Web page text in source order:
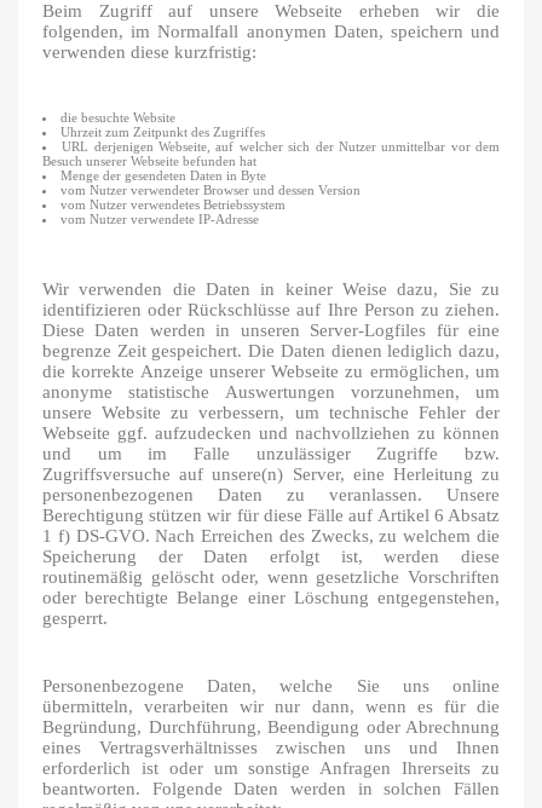
Beim Zugriff auf unsere Webseite erheben wir die
folgenden, im Normalfall anonymen Daten, speichern und
verwenden diese kurzfristig:
die besuchte Website
Uhrzeit zum Zeitpunkt des Zugriffes
URL derjenigen Webseite, auf welcher sich der Nutzer unmittelbar vor dem
Besuch unserer Webseite befunden hat
Menge der gesendeten Daten in Byte
vom Nutzer verwendeter Browser und dessen Version
vom Nutzer verwendetes Betriebssystem
vom Nutzer verwendete IP-Adresse
Wir verwenden die Daten in keiner Weise dazu, Sie zu
identifizieren oder Rückschlüsse auf Ihre Person zu ziehen.
Diese Daten werden in unseren Server-Logfiles für eine
begrenze Zeit gespeichert. Die Daten dienen lediglich dazu,
die korrekte Anzeige unserer Webseite zu ermöglichen, um
anonyme statistische Auswertungen vorzunehmen, um
unsere Website zu verbessern, um technische Fehler der
Webseite ggf. aufzudecken und nachvollziehen zu können
und um im Falle unzulässiger Zugriffe bzw.
Zugriffsversuche auf unsere(n) Server, eine Herleitung zu
personenbezogenen Daten zu veranlassen. Unsere
Berechtigung stützen wir für diese Fälle auf Artikel 6 Absatz
1 f) DS-GVO. Nach Erreichen des Zwecks, zu welchem die
Speicherung der Daten erfolgt ist, werden diese
routinemäßig gelöscht oder, wenn gesetzliche Vorschriften
oder berechtigte Belange einer Löschung entgegenstehen,
gesperrt.
Personenbezogene Daten, welche Sie uns online
übermitteln, verarbeiten wir nur dann, wenn es für die
Begründung, Durchführung, Beendigung oder Abrechnung
eines Vertragsverhältnisses zwischen uns und Ihnen
erforderlich ist oder um sonstige Anfragen Ihrerseits zu
beantworten. Folgende Daten werden in solchen Fällen